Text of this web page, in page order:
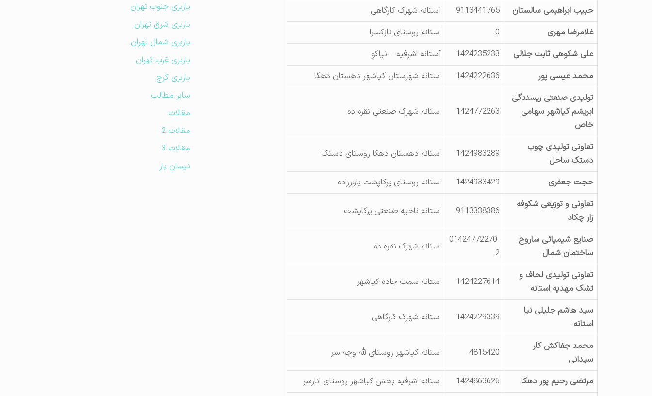
حبیب ابراهیمی سالستان
9113441765
آستانه شهرک کارگاهی
غلامرضا مهری
0
استانه روستای نازکسرا
علی شکوهی ثابت جلالی
1424235233
آستانه اشرفیه – نیاکو
محمد عیسی پور
1424222636
استانه شهرستان کیاشهر دهستان دهکا
تولیدی صنعتی ریسندگی
ابریشم کیاشهر سهامی
خاص
1424772263 استانه شهرک صنعتی نقره ده
تعاونی تولیدی چوب
دستک ساحل
1424983289 استانه دهستان دهکا روستای دستک
حجت جعفری 1424933429
استانه روستای پرکاپشت یاورزاده
تعاونی و توزیعی شکوفه
زار چکاد
9113338386 استانه ناحیه صنعتی پرکاپشت
صنایع شیمیائی ساروج
ساختمان شمال
01424772270-
2
استانه شهرک نقره ده
تعاونی تولیدی لحاف و
تشک مهدیه استانه
1424227614 استانه سمت جاده کیاشهر
سید هاشم جلیلی نیا
استانه
1424229339 استانه شهرک کارگاهی
محمد جفاکش کار
سیدانی
4815420 استانه کیاشهر روستای لله وچه سر
مرتضی رحیم پور دهکا 1424863626
استانه اشرفیه بخش کیاشهر روستای انارسر
باربری جنوب تهران
باربری شرق تهران
باربری شمال تهران
باربری غرب تهران
باربری کرج
سایر مطالب
مقالات
مقالات 2
مقالات 3
نیسان بار